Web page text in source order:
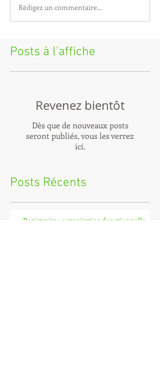
Rédigez un commentaire...
Posts à l'affiche
Revenez bientôt
Dès que de nouveaux posts
seront publiés, vous les verrez
ici.
Posts Récents
Registraire : organisation fonctionnelle